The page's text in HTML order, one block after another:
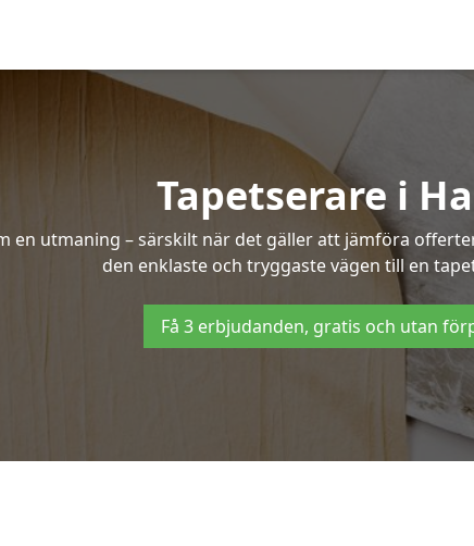
Tapetserare i
en utmaning – särskilt när det gäller att jämföra
den enklaste och tryggaste vägen till en
Få 3 erbjudanden, gratis och utan